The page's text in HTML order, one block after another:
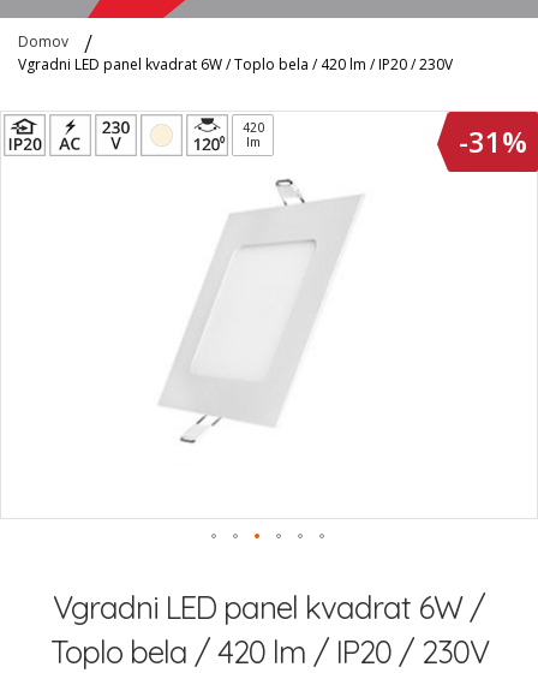
Domov
Vgradni LED panel kvadrat 6W / Toplo bela / 420 lm / IP20 / 230V
Preskoči
na
420
lm
-31%
začetek
galerije
Vgradni LED panel kvadrat 6W /
Toplo bela / 420 lm / IP20 / 230V